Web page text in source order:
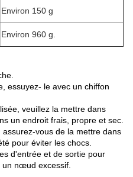
Environ 150 g
Environ 960 g.
essuyez- le avec un chiffon
veuillez la mettre dans
un endroit frais, propre et sec.
vous de la mettre dans
pour éviter les chocs.
d'entrée et de sortie pour
nœud excessif.